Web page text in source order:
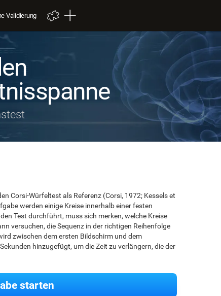
Validierung
Corsi-Würfeltest als Referenz (Corsi, 1972; Kessels et
werden einige Kreise innerhalb einer festen
Test durchführt, muss sich merken, welche Kreise
versuchen, die Sequenz in der richtigen Reihenfolge
zwischen dem ersten Bildschirm und dem
hinzugefügt, um die Zeit zu verlängern, die der
starten